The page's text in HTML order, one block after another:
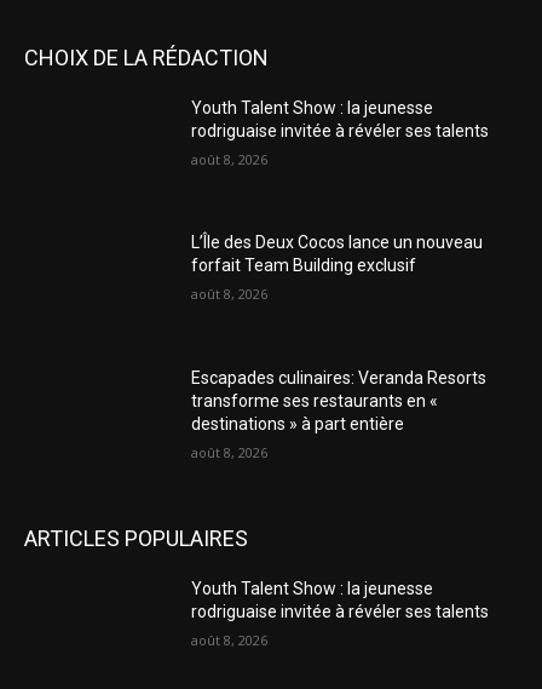
CHOIX DE LA RÉDACTION
Youth Talent Show : la jeunesse
rodriguaise invitée à révéler ses talents
août 8, 2026
L’Île des Deux Cocos lance un nouveau
forfait Team Building exclusif
août 8, 2026
Escapades culinaires: Veranda Resorts
transforme ses restaurants en «
destinations » à part entière
août 8, 2026
ARTICLES POPULAIRES
Youth Talent Show : la jeunesse
rodriguaise invitée à révéler ses talents
août 8, 2026